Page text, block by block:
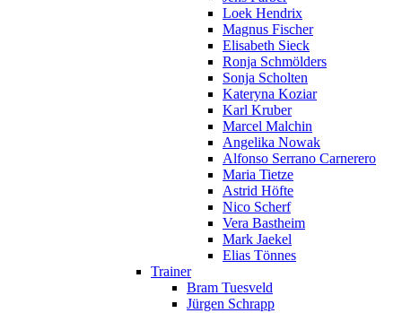
Loek Hendrix
Magnus Fischer
Elisabeth Sieck
Ronja Schmölders
Sonja Scholten
Kateryna Koziar
Karl Kruber
Marcel Malchin
Angelika Nowak
Alfonso Serrano Carnerero
Maria Tietze
Astrid Höfte
Nico Scherf
Vera Bastheim
Mark Jaekel
Elias Tönnes
Trainer
Bram Tuesveld
Jürgen Schrapp